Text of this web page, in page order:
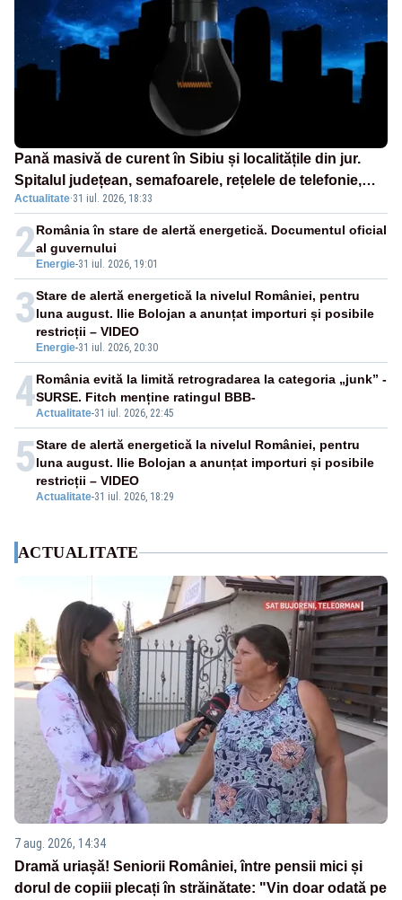
Pană masivă de curent în Sibiu și localitățile din jur.
Spitalul județean, semafoarele, rețelele de telefonie,
grav afectate
Actualitate·31 iul. 2026, 18:33
2 Energie-31 iul. 2026, 19:01
România în stare de alertă energetică. Documentul oficial
al guvernului
3
Energie-31 iul. 2026, 20:30
Stare de alertă energetică la nivelul României, pentru
luna august. Ilie Bolojan a anunțat importuri și posibile
restricții – VIDEO
4Actualitate-31 iul. 2026, 22:45
România evită la limită retrogradarea la categoria „junk” -
SURSE. Fitch menține ratingul BBB-
5
Actualitate-31 iul. 2026, 18:29
Stare de alertă energetică la nivelul României, pentru
luna august. Ilie Bolojan a anunțat importuri și posibile
restricții – VIDEO
ACTUALITATE
7 aug. 2026, 14:34
Dramă uriașă! Seniorii României, între pensii mici și
dorul de copiii plecați în străinătate: "Vin doar odată pe